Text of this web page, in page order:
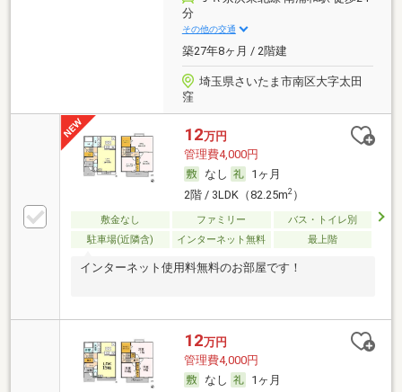
分
その他の交通
築27年8ヶ月 / 2階建
埼玉県さいたま市南区大字太田
窪
12万円
管理費4,000円
なし
1ヶ月
2階 / 3LDK（82.25m2）
敷金なし ファミリー
バス・トイレ別
駐車場(近隣含)
インターネット無料 最上階
インターネット使用料無料のお部屋です！
12万円
管理費4,000円
なし
1ヶ月